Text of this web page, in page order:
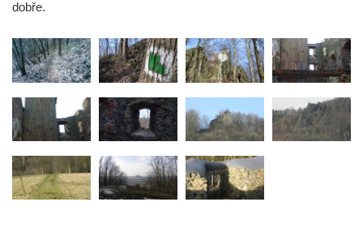
dobře.